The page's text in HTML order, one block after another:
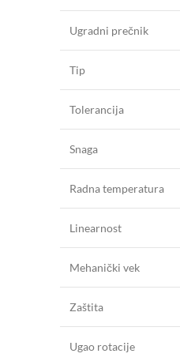
Ugradni prečnik
Tip
Tolerancija
Snaga
Radna temperatura
Linearnost
Mehanički vek
Zaštita
Ugao rotacije